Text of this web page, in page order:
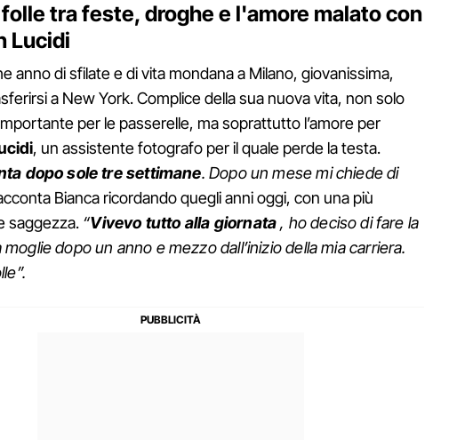
tra feste, droghe e l'amore malato con
Lucidi
anno di sfilate e di vita mondana a Milano, giovanissima,
a New York. Complice della sua nuova vita, non solo
per le passerelle, ma soprattutto l’amore per
, un assistente fotografo per il quale perde la testa.
dopo sole tre settimane. Dopo un mese mi chiede di
Bianca ricordando quegli anni oggi, con una più
saggezza. “Vivevo tutto alla giornata, ho deciso di fare la
moglie dopo un anno e mezzo dall’inizio della mia carriera.